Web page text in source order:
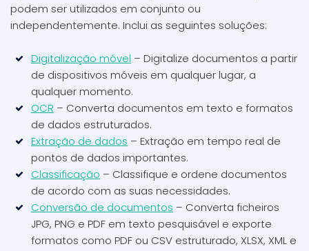
podem ser utilizados em conjunto ou
independentemente. Inclui as seguintes soluções:
Digitalização móvel – Digitalize documentos a partir
de dispositivos móveis em qualquer lugar, a
qualquer momento.
OCR – Converta documentos em texto e formatos
de dados estruturados.
Extração de dados – Extração em tempo real de
pontos de dados importantes.
Classificação – Classifique e ordene documentos
de acordo com as suas necessidades.
Conversão de documentos – Converta ficheiros
JPG, PNG e PDF em texto pesquisável e exporte
formatos como PDF ou CSV estruturado, XLSX, XML e